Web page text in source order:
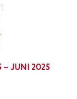
– JUNI 2025